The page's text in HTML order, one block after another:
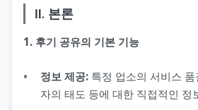
Ⅱ. 본론
1. 후기 공유의 기본 기능
정보 제공: 특정 업소의 서비스
자의 태도 등에 대한 직접적인 정